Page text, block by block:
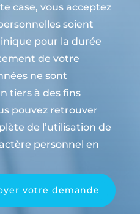
case, vous acceptez
soient
pour la durée
de votre
ne sont
tiers à des fins
pouvez retrouver
de l’utilisation de
personnel en
votre demande